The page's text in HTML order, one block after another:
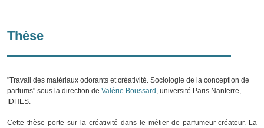
Thèse
"Travail des matériaux odorants et créativité. Sociologie de la conception de
parfums" sous la direction de Valérie Boussard , université Paris Nanterre,
IDHES.
Cette thèse porte sur la créativité dans le métier de parfumeur-créateur. La